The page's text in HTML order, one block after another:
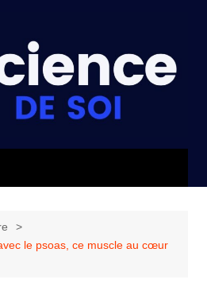
le psoas, ce muscle au cœur